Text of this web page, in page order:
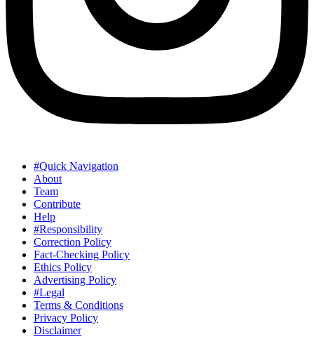
#Quick Navigation
About
Team
Contribute
Help
#Responsibility
Correction Policy
Fact-Checking Policy
Ethics Policy
Advertising Policy
#Legal
Terms & Conditions
Privacy Policy
Disclaimer